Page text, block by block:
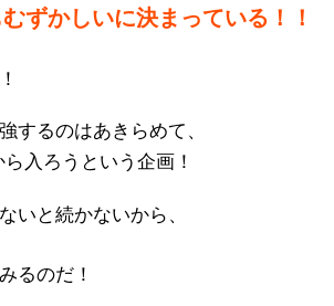
ずかしいに決まっている！！
するのはあきらめて、
ら入ろうという企画！
いと続かないから、
るのだ！